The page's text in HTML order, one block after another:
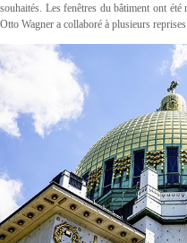
souhaités. Les fenêtres du bâtiment ont été
Otto Wagner a collaboré à plusieurs